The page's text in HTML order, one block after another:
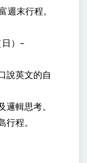
末行程。
）–
說英文的自
輯思考。
程。